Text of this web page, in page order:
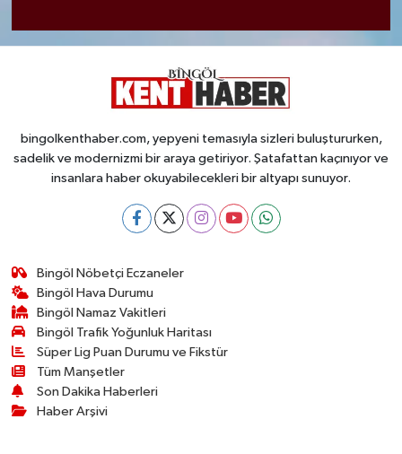
bingolkenthaber.com, yepyeni temasıyla sizleri buluştururken,
sadelik ve modernizmi bir araya getiriyor. Şatafattan kaçınıyor ve
insanlara haber okuyabilecekleri bir altyapı sunuyor.
Bingöl Nöbetçi Eczaneler
Bingöl Hava Durumu
Bingöl Namaz Vakitleri
Bingöl Trafik Yoğunluk Haritası
Süper Lig Puan Durumu ve Fikstür
Tüm Manşetler
Son Dakika Haberleri
Haber Arşivi